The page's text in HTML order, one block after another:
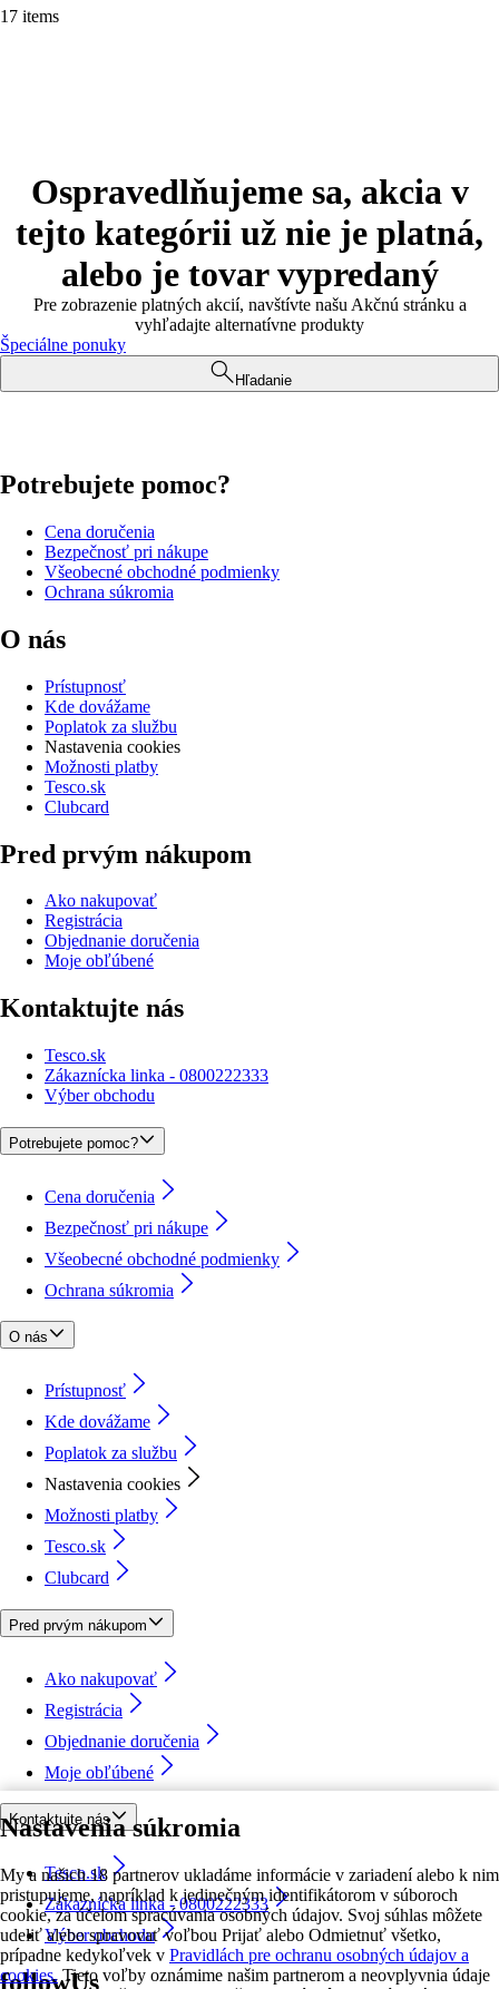
Nastavenia súkromia
My a našich 18 partnerov ukladáme informácie v zariadení alebo k nim
pristupujeme, napríklad k jedinečným identifikátorom v súboroch
cookie, za účelom spracúvania osobných údajov. Svoj súhlas môžete
udeliť alebo spravovať voľbou Prijať alebo Odmietnuť všetko,
prípadne kedykoľvek v Pravidlách pre ochranu osobných údajov a
cookies. Tieto voľby oznámime našim partnerom a neovplyvnia údaje
17 items
Ospravedlňujeme sa, akcia v
tejto kategórii už nie je platná,
alebo je tovar vypredaný
Pre zobrazenie platných akcií, navštívte našu Akčnú stránku a
vyhľadajte alternatívne produkty
Špeciálne ponuky
Hľadanie
Potrebujete pomoc?
Cena doručenia
Bezpečnosť pri nákupe
Všeobecné obchodné podmienky
Ochrana súkromia
O nás
Prístupnosť
Kde dovážame
Poplatok za službu
Nastavenia cookies
Možnosti platby
Tesco.sk
Clubcard
Pred prvým nákupom
Ako nakupovať
Registrácia
Objednanie doručenia
Moje obľúbené
Kontaktujte nás
Tesco.sk
Zákaznícka linka - 0800222333
Výber obchodu
Potrebujete pomoc?
Cena doručenia
Bezpečnosť pri nákupe
Všeobecné obchodné podmienky
Ochrana súkromia
O nás
Prístupnosť
Kde dovážame
Poplatok za službu
Nastavenia cookies
Možnosti platby
Tesco.sk
Clubcard
Pred prvým nákupom
Ako nakupovať
Registrácia
Objednanie doručenia
Moje obľúbené
Kontaktujte nás
Tesco.sk
Zákaznícka linka - 0800222333
Výber obchodu
followUs